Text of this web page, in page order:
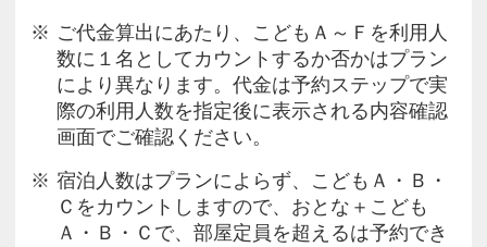
ご代金算出にあたり、こどもＡ～Ｆを利用人
数に１名としてカウントするか否かはプラン
により異なります。代金は予約ステップで実
際の利用人数を指定後に表示される内容確認
画面でご確認ください。
宿泊人数はプランによらず、こどもＡ・Ｂ・
Ｃをカウントしますので、おとな＋こども
Ａ・Ｂ・Ｃで、部屋定員を超えるは予約でき